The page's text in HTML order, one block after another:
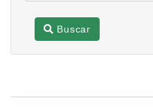
Buscar